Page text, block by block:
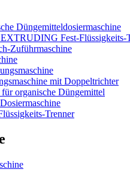
Düngemitteldosiermaschine
EXTRUDING Fest-Flüssigkeits-
Zuführmaschine
mit Doppeltrichter
organische Düngemittel
Trenner